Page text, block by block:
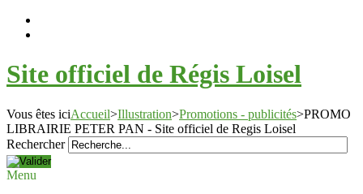
Site officiel de Régis Loisel
Vous êtes iciAccueil>Illustration>Promotions - publicités>PROMO
LIBRAIRIE PETER PAN - Site officiel de Regis Loisel
Rechercher
Menu